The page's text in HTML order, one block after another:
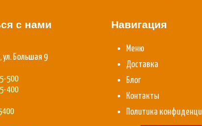
с нами
ул. Большая 9
500
400
Навигация
Меню
Доставка
Блог
Контакты
Политика